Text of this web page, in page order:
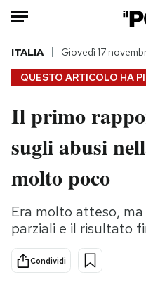
HOME
Italia
Politica
Tecnologia
Scienza
Economia
QUESTO ARTICOLO HA
ITALIA Giovedì 17
Il primo
sugli abusi
molto poco
Era molto atteso,
parziali e il risultato
Condividi